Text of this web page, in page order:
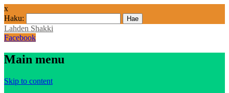
x
Haku:
Lahden Shakki
Facebook
Main menu
Skip to content